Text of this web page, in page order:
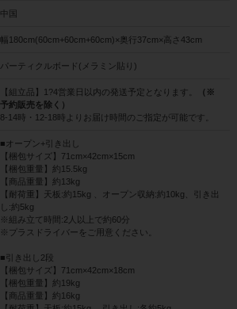
中国
幅180cm(60cm+60cm+60cm)×奥行37cm×高さ43cm
パーティクルボード(メラミン貼り)
【組立品】1?4営業日以内の発送予定となります。
（※
予約販売を除く）
8-14時・12-18時よりお届け時間のご指定が可能です。
■オープン+引き出し
【梱包サイズ】71cm×42cm×15cm
【梱包重量】約15.5kg
【商品重量】約13kg
【耐荷重】天板:約15kg 、オープン収納:約10kg、引き出
し:約5kg
※組み立て時間:2人以上で約60分
※プラスドライバーをご用意ください。
■引き出し2段
【梱包サイズ】71cm×42cm×18cm
【梱包重量】約19kg
【商品重量】約16kg